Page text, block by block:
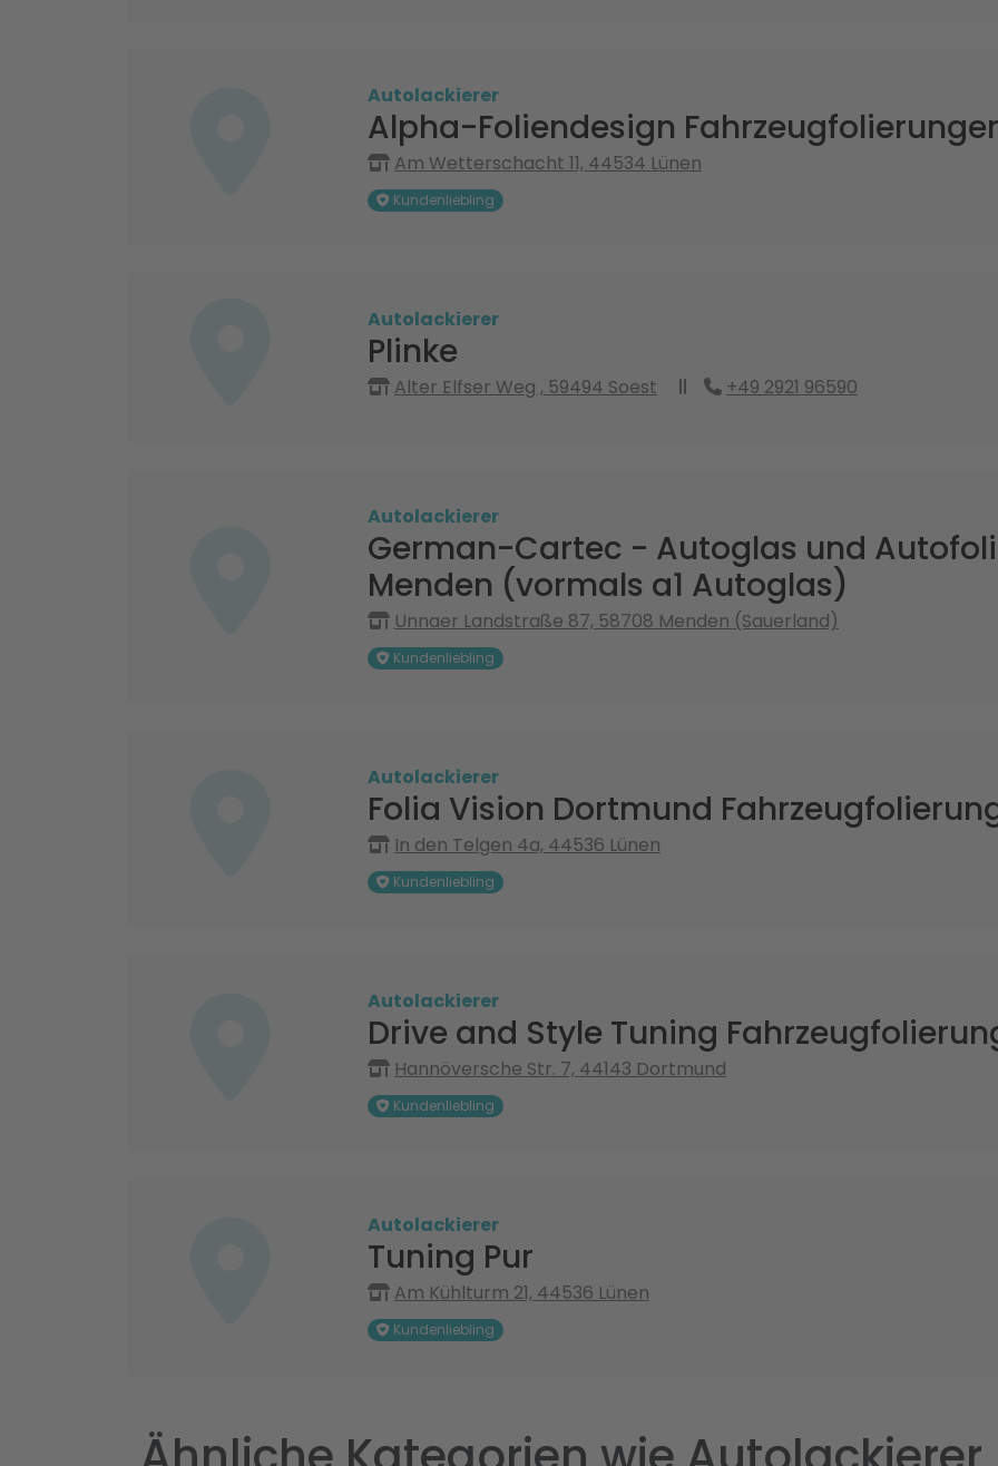
Autolackierer
Alpha-Foliendesign
Am Wetterschacht 11, 44534 Lünen
Kundenliebling
Autolackierer
Plinke
Alter Elfser Weg , 59494 Soest +49 2921 96590
Autolackierer
German-Cartec - Autoglas und
Menden (vormals a1 Autoglas)
Unnaer Landstraße 87, 58708 Menden (Sauerland)
Kundenliebling
Autolackierer
Folia Vision Dortmund
In den Telgen 4a, 44536 Lünen
Kundenliebling
Autolackierer
Drive and Style Tuning
Hannöversche Str. 7, 44143 Dortmund
Kundenliebling
Autolackierer
Tuning Pur
Am Kühlturm 21, 44536 Lünen
Kundenliebling